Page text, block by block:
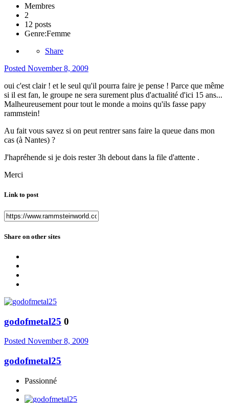
Membres
2
12 posts
Genre:Femme
Share
Posted November 8, 2009
oui c'est clair ! et le seul qu'il pourra faire je pense ! Parce que même
si il est fan, le groupe ne sera surement plus d'actualité d'ici 15 ans...
Malheureusement pour tout le monde a moins qu'ils fasse papy
rammstein!
Au fait vous savez si on peut rentrer sans faire la queue dans mon
cas (à Nantes) ?
J'hapréhende si je dois rester 3h debout dans la file d'attente .
Merci
Link to post
Share on other sites
godofmetal25 0
Posted November 8, 2009
godofmetal25
Passionné